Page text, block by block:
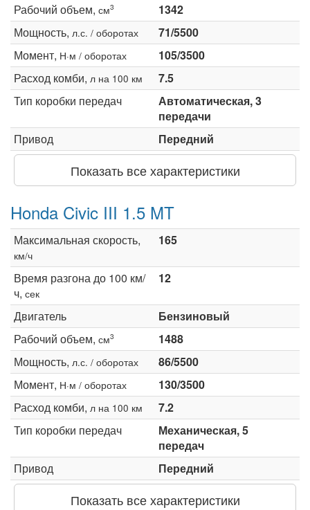
Рабочий объем, см3
1342
Мощность, л.с. / оборотах
71/5500
Момент, Н·м / оборотах
105/3500
Расход комби, л на 100 км
7.5
Тип коробки передач
Автоматическая, 3
передачи
Привод
Передний
Показать все характеристики
Honda Civic III 1.5 MT
Максимальная скорость,
км/ч
165
Время разгона до 100 км/
ч, сек
12
Двигатель
Бензиновый
Рабочий объем, см3
1488
Мощность, л.с. / оборотах
86/5500
Момент, Н·м / оборотах
130/3500
Расход комби, л на 100 км
7.2
Тип коробки передач
Механическая, 5
передач
Привод
Передний
Показать все характеристики